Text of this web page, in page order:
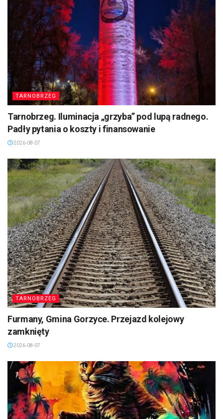
TARNOBRZEG
Tarnobrzeg. Iluminacja „grzyba” pod lupą radnego.
Padły pytania o koszty i finansowanie
2026-08-07
TARNOBRZEG
Furmany, Gmina Gorzyce. Przejazd kolejowy
zamknięty
2026-08-07